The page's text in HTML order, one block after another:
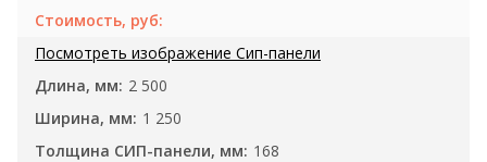
2 500
1 250
168